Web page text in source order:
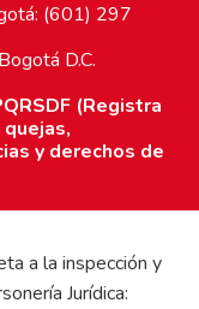
(601) 297
D.C.
(Registra
y derechos de
a la inspección y
Jurídica: